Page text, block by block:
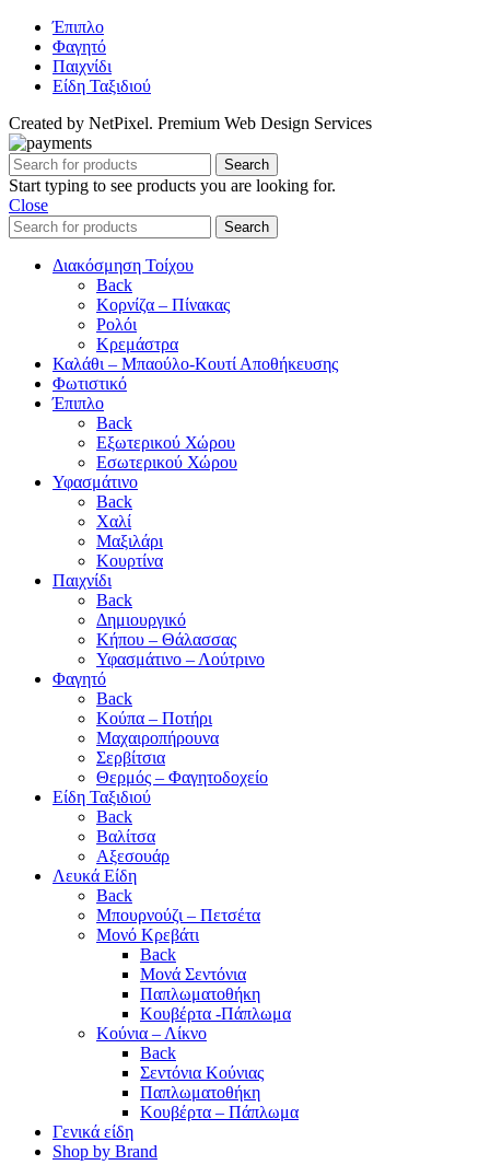
Έπιπλο
Φαγητό
Παιχνίδι
Είδη Ταξιδιού
Created by NetPixel. Premium Web Design Services
Search
Start typing to see products you are looking for.
Close
Search
Διακόσμηση Τοίχου
Back
Κορνίζα – Πίνακας
Ρολόι
Κρεμάστρα
Καλάθι – Μπαούλο-Κουτί Αποθήκευσης
Φωτιστικό
Έπιπλο
Back
Εξωτερικού Χώρου
Εσωτερικού Χώρου
Υφασμάτινο
Back
Χαλί
Μαξιλάρι
Κουρτίνα
Παιχνίδι
Back
Δημιουργικό
Κήπου – Θάλασσας
Υφασμάτινο – Λούτρινο
Φαγητό
Back
Κούπα – Ποτήρι
Μαχαιροπήρουνα
Σερβίτσια
Θερμός – Φαγητοδοχείο
Είδη Ταξιδιού
Back
Βαλίτσα
Αξεσουάρ
Λευκά Είδη
Back
Μπουρνούζι – Πετσέτα
Μονό Κρεβάτι
Back
Μονά Σεντόνια
Παπλωματοθήκη
Κουβέρτα -Πάπλωμα
Κούνια – Λίκνο
Back
Σεντόνια Κούνιας
Παπλωματοθήκη
Κουβέρτα – Πάπλωμα
Γενικά είδη
Shop by Brand